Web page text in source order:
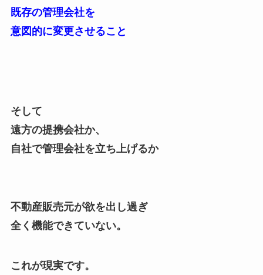
既存の管理会社を
意図的に変更させること
そして
遠方の提携会社か、
自社で管理会社を立ち上げるか
不動産販売元が欲を出し過ぎ
全く機能できていない。
これが現実です。